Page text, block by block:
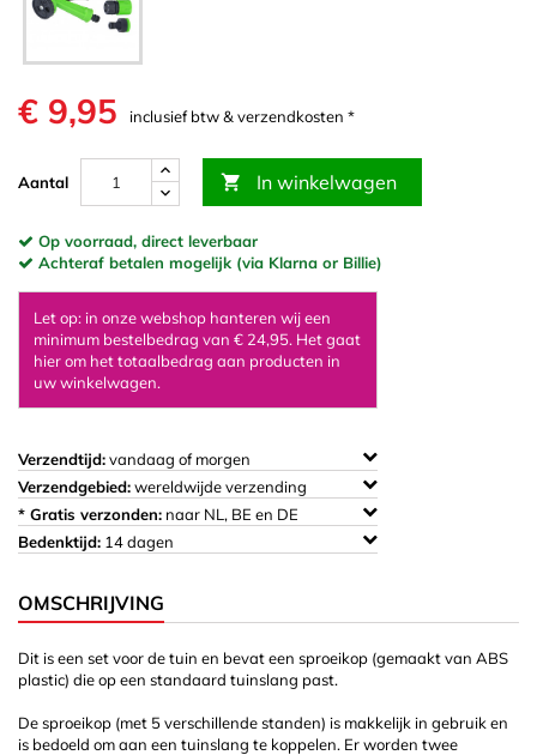
€ 9,95 inclusief btw & verzendkosten *
Aantal  In winkelwagen
Op voorraad, direct leverbaar
Achteraf betalen mogelijk (via Klarna or Billie)
Let op: in onze webshop hanteren wij een
minimum bestelbedrag van € 24,95. Het gaat
hier om het totaalbedrag aan producten in
uw winkelwagen.
Verzendtijd:vandaag of morgen
Verzendgebied:wereldwijde verzending
* Gratis verzonden: naar NL, BE en DE
Bedenktijd: 14 dagen
OMSCHRIJVING
Dit is een set voor de tuin en bevat een sproeikop (gemaakt van ABS
plastic) die op een standaard tuinslang past.
De sproeikop (met 5 verschillende standen) is makkelijk in gebruik en
is bedoeld om aan een tuinslang te koppelen. Er worden twee